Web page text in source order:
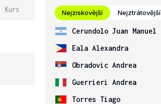
Kurs Nejziskovější Nejztrátovější
Cerundolo Juan Manuel
Eala Alexandra
Obradovic Andrea
Guerrieri Andrea
Torres Tiago